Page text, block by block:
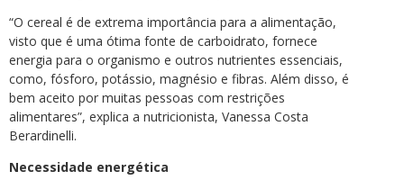
“O cereal é de extrema importância para a alimentação,
visto que é uma ótima fonte de carboidrato, fornece
energia para o organismo e outros nutrientes essenciais,
como, fósforo, potássio, magnésio e fibras. Além disso, é
bem aceito por muitas pessoas com restrições
alimentares”, explica a nutricionista, Vanessa Costa
Berardinelli.
Necessidade energética